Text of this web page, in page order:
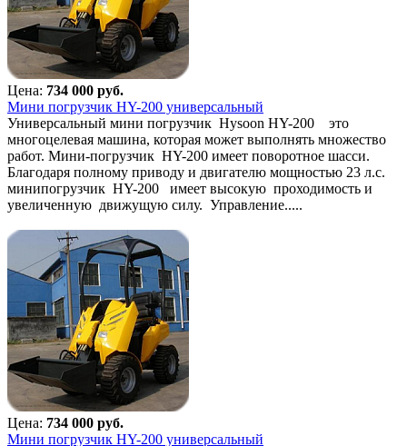
Цена: 734 000 руб.
Мини погрузчик HY-200 универсальный
Универсальный мини погрузчик Hysoon HY-200 это
многоцелевая машина, которая может выполнять множество
работ. Мини-погрузчик HY-200 имеет поворотное шасси.
Благодаря полному приводу и двигателю мощностью 23 л.с.
минипогрузчик HY-200 имеет высокую проходимость и
увеличенную движущую силу. Управление.....
Цена: 734 000 руб.
Мини погрузчик HY-200 универсальный